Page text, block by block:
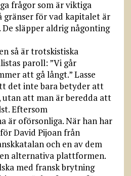
frågor som är viktiga
för vad kapitalet är
släpper aldrig någonting
så är trotskistiska
paroll: ”Vi går
att gå långt.” Lasse
det inte bara betyder att
utan att man är beredda att
Eftersom
är oförsonliga. När han har
David Pijoan från
och en av dem
alternativa plattformen.
med fransk brytning